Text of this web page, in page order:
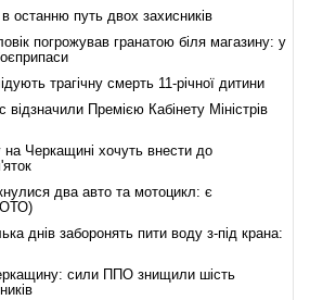
останню путь двох захисників
погрожував гранатою біля магазину: у
трагічну смерть 11-річної дитини
відзначили Премією Кабінету Міністрів
на Черкащині хочуть внести до
два авто та мотоцикл: є
днів заборонять пити воду з-під крана:
сили ППО знищили шість